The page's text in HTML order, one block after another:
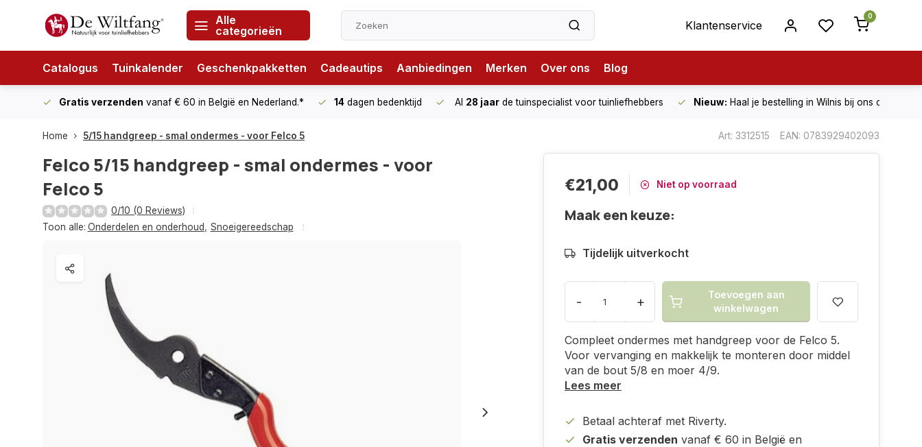
Alle
categorieën
Klantenservice
0
Catalogus Tuinkalender Geschenkpakketten Cadeautips Aanbiedingen Merken Over ons Blog
Gratis verzenden vanaf € 60 in België en Nederland.* 14 dagen bedenktijd Al 28 jaar de tuinspecialist voor tuinliefhebbers Nieuw: Haal je bestelling in Wilnis bij ons op!
Home 5/15 handgreep - smal ondermes - voor Felco 5 Art: 3312515 EAN: 0783929402093
Felco 5/15 handgreep - smal ondermes - voor
Felco 5
0/10 (0 Reviews)
Toon alle: Onderdelen en onderhoud , Snoeigereedschap
€21,00 Niet op voorraad
Maak een keuze:
Tijdelijk uitverkocht
- +
Toevoegen aan
winkelwagen
Compleet ondermes met handgreep voor de Felco 5.
Voor vervanging en makkelijk te monteren door middel
van de bout 5/8 en moer 4/9.
Lees meer
Betaal achteraf met Riverty.
Gratis verzenden vanaf € 60 in België en